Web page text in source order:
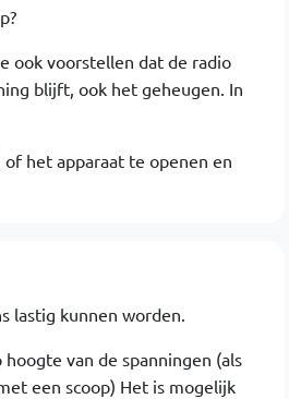
ook voorstellen dat de radio
blijft, ook het geheugen. In
het apparaat te openen en
lastig kunnen worden.
van de spanningen (als
een scoop) Het is mogelijk